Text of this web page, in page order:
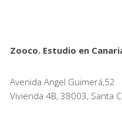
Zooco. Estudio en
Avenida Angel Guimerá,52
Vivienda 4B, 38003, Santa